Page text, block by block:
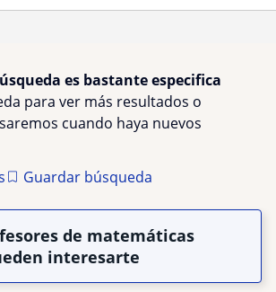
es bastante especifica
para ver más resultados o
cuando haya nuevos
Guardar búsqueda
de matemáticas
interesarte